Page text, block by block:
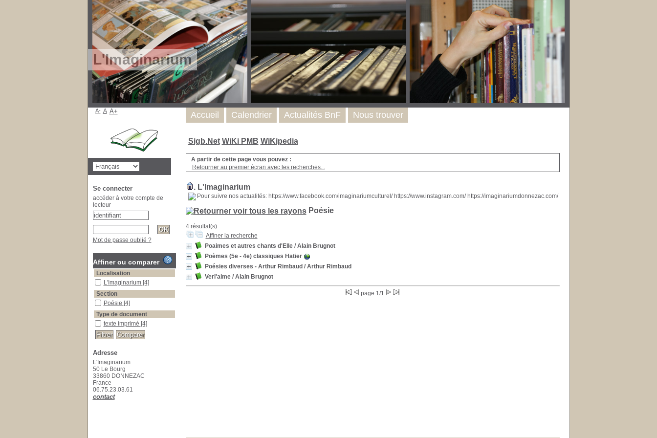
L'Imaginarium
Sigb.Net WiKi PMB WiKipedia
A partir de cette page vous pouvez :
Retourner au premier écran avec les recherches...
. L'Imaginarium
Pour suivre nos actualités: https://www.facebook.com/imaginariumculturel/ https://www.instagram.com/ https://imaginariumdonnezac.com/
Poésie
4 résultat(s)
Affiner la recherche
Poaimes et autres chants d'Elle/ Alain Brugnot
Poèmes (5e - 4e) classiques Hatier
Poésies diverses - Arthur Rimbaud/ Arthur Rimbaud
Verl'aime/ Alain Brugnot
page 1/1
Accueil Calendrier Actualités BnF Nous trouver
A- A A+
Se connecter
accéder à votre compte de
lecteur
Mot de passe oublié ?
Affiner ou comparer
Localisation
L'Imaginarium [4]
Section
Poésie [4]
Type de document
texte imprimé [4]
Adresse
L'Imaginarium
50 Le Bourg
33860 DONNEZAC
France
06.75.23.03.61
contact